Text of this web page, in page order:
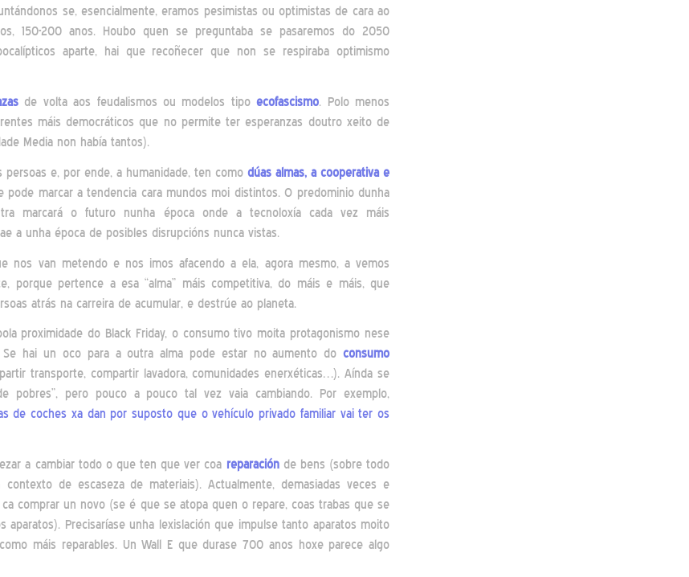
se, esencialmente, eramos pesimistas ou optimistas de cara ao
150-200 anos. Houbo quen se preguntaba se pasaremos do 2050
aparte, hai que recoñecer que non se respiraba optimismo
de volta aos feudalismos ou modelos tipoecofascismo. Polo menos
máis democráticos que no permite ter esperanzas doutro xeito de
Media non había tantos).
persoas e, por ende, a humanidade, ten como dúas almas, a cooperativa e
pode marcar a tendencia cara mundos moi distintos. O predominio dunha
marcará o futuro nunha época onde a tecnoloxía cada vez máis
a unha época de posibles disrupcións nunca vistas.
nos van metendo e nos imos afacendo a ela, agora mesmo, a vemos
porque pertence a esa “alma” máis competitiva, do máis e máis, que
atrás na carreira de acumular, e destrúe ao planeta.
proximidade do Black Friday, o consumo tivo moita protagonismo nese
Se hai un oco para a outra alma pode estar no aumento do consumo
transporte, compartir lavadora, comunidades enerxéticas…). Aínda se
pobres”, pero pouco a pouco tal vez vaia cambiando. Por exemplo,
de coches xa dan por suposto que o vehículo privado familiar vai ter os
a cambiar todo o que ten que ver coa reparaciónde bens (sobre todo
contexto de escaseza de materiais). Actualmente, demasiadas veces e
ca comprar un novo (se é que se atopa quen o repare, coas trabas que se
aparatos). Precisaríase unha lexislación que impulse tanto aparatos moito
máis reparables. Un Wall E que durase 700 anos hoxe parece algo